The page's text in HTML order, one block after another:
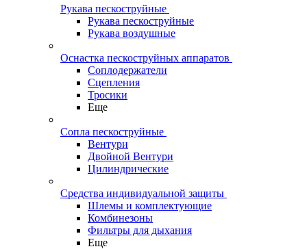
Рукава пескоструйные
Рукава пескоструйные
Рукава воздушные
Оснастка пескоструйных аппаратов
Соплодержатели
Сцепления
Тросики
Еще
Сопла пескоструйные
Вентури
Двойной Вентури
Цилиндрические
Средства индивидуальной защиты
Шлемы и комплектующие
Комбинезоны
Фильтры для дыхания
Еще